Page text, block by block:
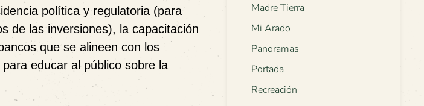
política y regulatoria (para
de las inversiones), la capacitación
que se alineen con los
educar al público sobre la
Madre Tierra
Mi Arado
Panoramas
Portada
Recreación